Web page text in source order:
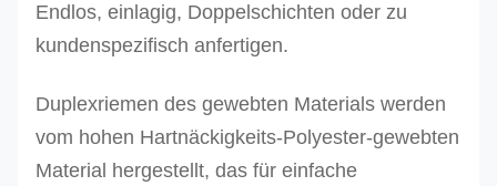
Endlos, einlagig, Doppelschichten oder zu
kundenspezifisch anfertigen.
Duplexriemen des gewebten Materials werden
vom hohen Hartnäckigkeits-Polyester-gewebten
Material hergestellt, das für einfache